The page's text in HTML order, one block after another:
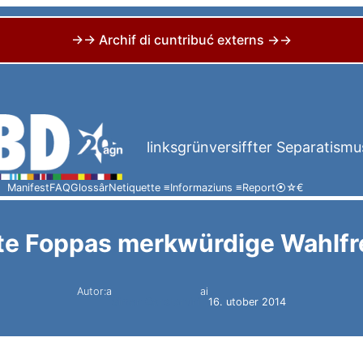
→→ Archif di cuntribuć externs →→
linksgrünversiffter
ManifestFAQGlossârNetiquette ≡Informaziuns ≡Report⦿☆€
Foppas merkwürdige
Autor:a
ai
16. utober 2014